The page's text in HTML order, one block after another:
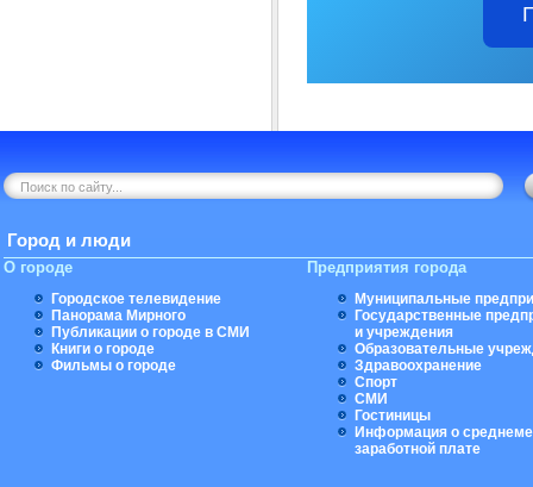
Город и люди
О городе
Городское телевидение
Панорама Мирного
Публикации о городе в СМИ
Книги о городе
Фильмы о городе
Предприятия города
Муниципальные
Государственные
и учреждения
Образовательные
Здравоохранение
Спорт
СМИ
Гостиницы
Информация о
заработной плате